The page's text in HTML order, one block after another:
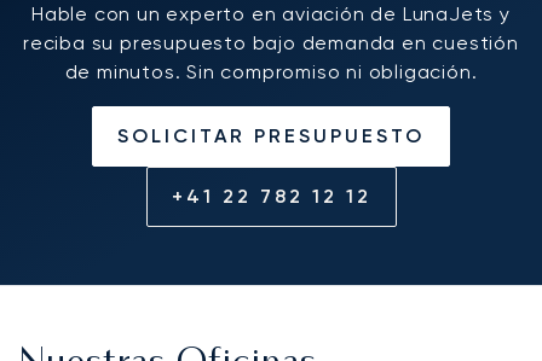
Hable con un experto en aviación de LunaJets y
reciba su presupuesto bajo demanda en cuestión
de minutos. Sin compromiso ni obligación.
SOLICITAR PRESUPUESTO
+41 22 782 12 12